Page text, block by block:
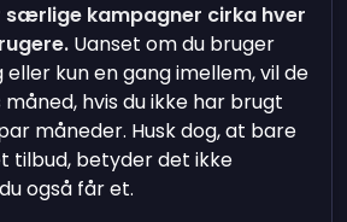
særlige kampagner cirka hver
Uanset om du bruger
kun en gang imellem, vil de
hvis du ikke har brugt
måneder. Husk dog, at bare
tilbud, betyder det ikke
også får et.